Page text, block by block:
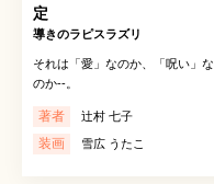
定
導きのラピスラズリ
それは「愛」なのか、「呪い」な
のか--。
著者 辻村 七子
装画 雪広 うたこ